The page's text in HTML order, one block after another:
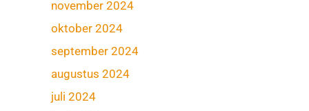
november 2024
oktober 2024
september 2024
augustus 2024
juli 2024